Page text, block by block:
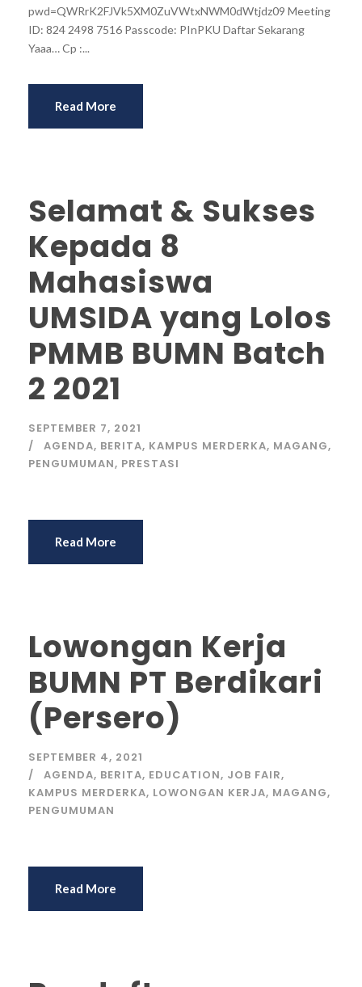
pwd=QWRrK2FJVk5XM0ZuVWtxNWM0dWtjdz09 Meeting
ID: 824 2498 7516 Passcode: PInPKU Daftar Sekarang
Yaaa… Cp :...
Read More
Selamat & Sukses
Kepada 8
Mahasiswa
UMSIDA yang Lolos
PMMB BUMN Batch
2 2021
SEPTEMBER 7, 2021
AGENDA, BERITA, KAMPUS MERDERKA, MAGANG,
PENGUMUMAN, PRESTASI
Read More
Lowongan Kerja
BUMN PT Berdikari
(Persero)
SEPTEMBER 4, 2021
AGENDA, BERITA, EDUCATION, JOB FAIR,
KAMPUS MERDERKA, LOWONGAN KERJA, MAGANG,
PENGUMUMAN
Read More